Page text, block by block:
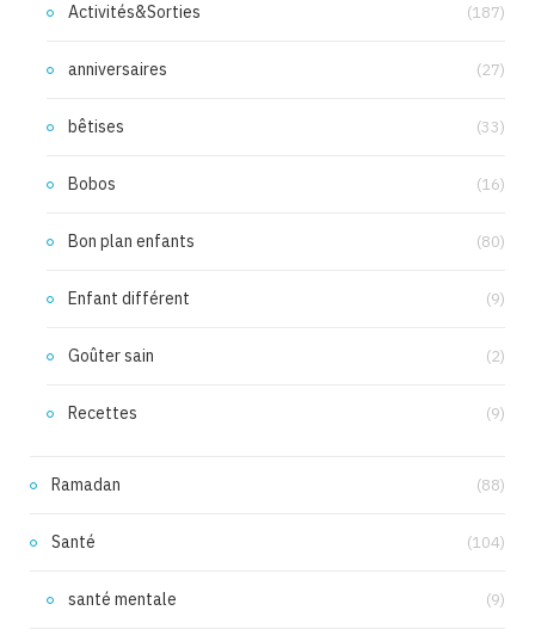
Activités&Sorties (187)
anniversaires (27)
bêtises (33)
Bobos (16)
Bon plan enfants (80)
Enfant différent (9)
Goûter sain (2)
Recettes (9)
Ramadan (88)
Santé (104)
santé mentale (9)